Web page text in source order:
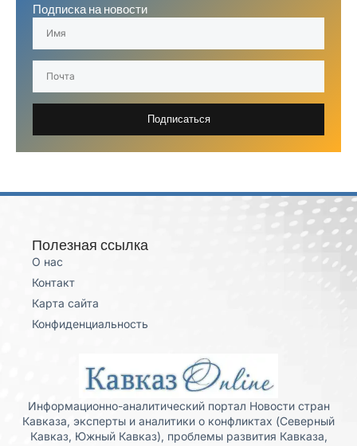
Подписка на новости
Подписаться
Полезная ссылка
О нас
Контакт
Карта сайта
Конфиденциальность
Информационно-аналитический портал Новости стран
Кавказа, эксперты и аналитики о конфликтах (Северный
Кавказ, Южный Кавказ), проблемы развития Кавказа,